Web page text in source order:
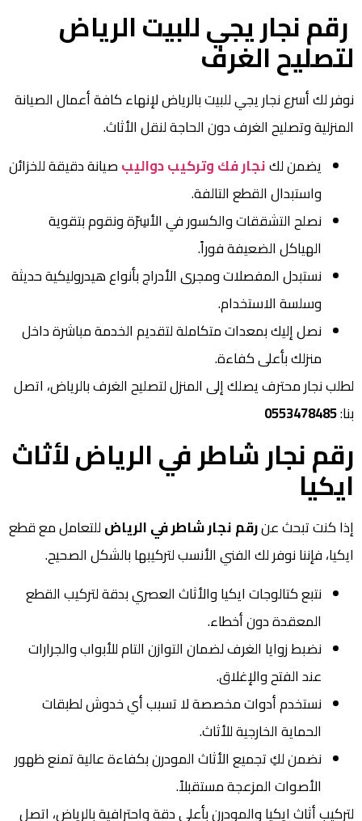
رقم نجار يجي للبيت الرياض
لتصليح الغرف
نوفر لك أسرع نجار يجي للبيت بالرياض لإنهاء كافة أعمال الصيانة
المنزلية وتصليح الغرف دون الحاجة لنقل الأثاث.
يضمن لكنجار فك وتركيب دواليبصيانة دقيقة للخزائن
واستبدال القطع التالفة.
نصلح التشققات والكسور في الأسِرّة ونقوم بتقوية
الهياكل الضعيفة فوراً.
نستبدل المفصلات ومجرى الأدراج بأنواع هيدروليكية حديثة
وسلسة الاستخدام.
نصل إليك بمعدات متكاملة لتقديم الخدمة مباشرة داخل
منزلك بأعلى كفاءة.
لطلب نجار محترف يصلك إلى المنزل لتصليح الغرف بالرياض، اتصل
بنا:0553478485
رقم نجار شاطر في الرياض لأثاث
ايكيا
إذا كنت تبحث عنرقم نجار شاطر في الرياضللتعامل مع قطع
ايكيا، فإننا نوفر لك الفني الأنسب لتركيبها بالشكل الصحيح.
نتبع كتالوجات ايكيا والأثاث العصري بدقة لتركيب القطع
المعقدة دون أخطاء.
نضبط زوايا الغرف لضمان التوازن التام للأبواب والجرارات
عند الفتح والإغلاق.
نستخدم أدوات مخصصة لا تسبب أي خدوش لطبقات
الحماية الخارجية للأثاث.
نضمن لكِ تجميع الأثاث المودرن بكفاءة عالية تمنع ظهور
الأصوات المزعجة مستقبلاً.
لتركيب أثاث ايكيا والمودرن بأعلى دقة واحترافية بالرياض، اتصل